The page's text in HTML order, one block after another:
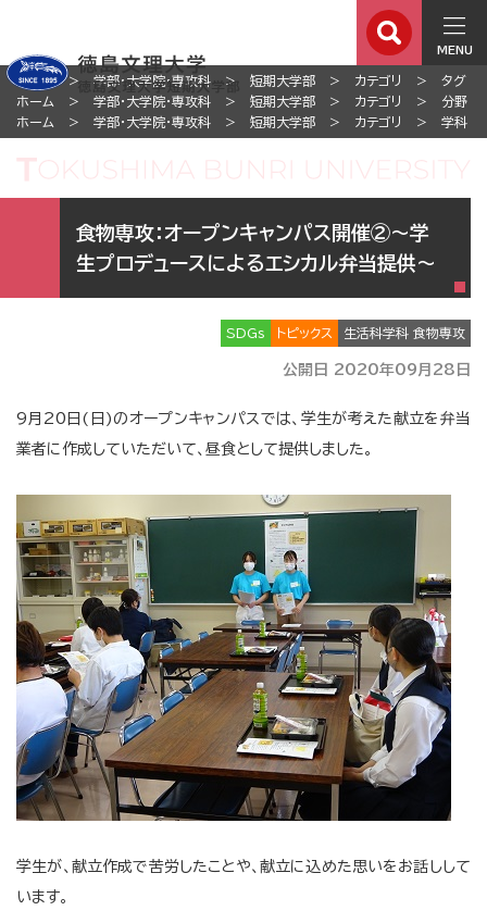
MENU
ホーム 学部・大学院・専攻科 短期大学部 カテゴリ
タグ
ホーム
学部・大学院・専攻科 短期大学部 カテゴリ
分野
ホーム
学部・大学院・専攻科 短期大学部 カテゴリ 学科
食物専攻：オープンキャンパス開催②～学
生プロデュースによるエシカル弁当提供～
SDGs トピックス 生活科学科 食物専攻
公開日 2020年09月28日
9月20日(日)のオープンキャンパスでは、学生が考えた献立を弁当
業者に作成していただいて、昼食として提供しました。
学生が、献立作成で苦労したことや、献立に込めた思いをお話しして
います。